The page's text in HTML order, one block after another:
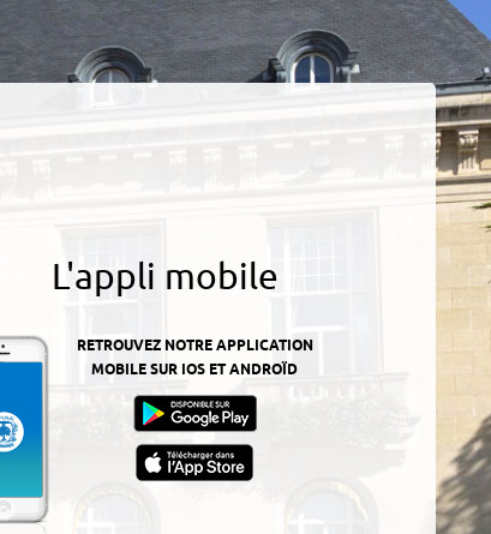
L'appli mobile
RETROUVEZ NOTRE APPLICATION
MOBILE SUR IOS ET ANDROÏD